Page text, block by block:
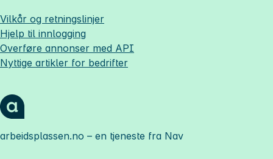
Vilkår og retningslinjer
Hjelp til innlogging
Overføre annonser med API
Nyttige artikler for bedrifter
arbeidsplassen.no – en tjeneste fra Nav